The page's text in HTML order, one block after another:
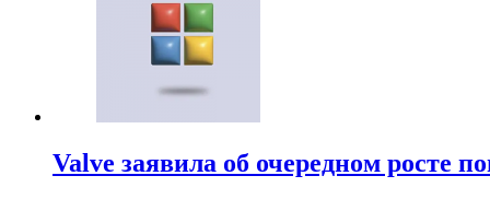
Valve заявила об очередном росте